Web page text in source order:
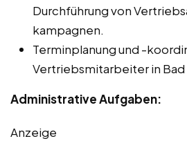
Durchführung von
kampagnen.
Terminplanung und -
Vertriebsmitarbeiter in
Administrative Aufgaben:
Anzeige